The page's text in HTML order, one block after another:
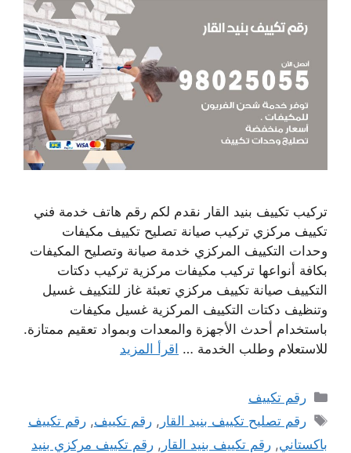
تركيب تكييف بنيد القار نقدم لكم رقم هاتف خدمة فني
تكييف مركزي تركيب صيانة تصليح تكييف مكيفات
وحدات التكييف المركزي خدمة صيانة وتصليح المكيفات
بكافة أنواعها تركيب مكيفات مركزية تركيب دكتات
التكييف صيانة تكييف مركزي تعبئة غاز للتكييف غسيل
وتنظيف دكتات التكييف المركزية غسيل مكيفات
باستخدام أحدث الأجهزة والمعدات وبمواد تعقيم ممتازة.
للاستعلام وطلب الخدمة … اقرأ المزيد
التصنيفات
رقم تكييف
الوسوم
رقم تصليح تكييف بنيد القار ,رقم تكييف,رقم تكييف
باكستاني, رقم تكييف بنيد القار , رقم تكييف مركزي بنيد